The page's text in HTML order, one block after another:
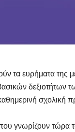
τα ευρήματα της
δεξιοτήτων
σχολική
γνωρίζουν